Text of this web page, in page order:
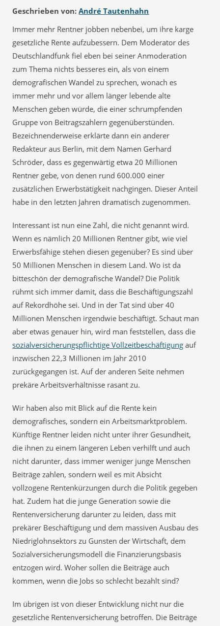
Geschrieben von: André Tautenhahn
Immer mehr Rentner jobben nebenbei, um ihre karge
gesetzliche Rente aufzubessern. Dem Moderator des
Deutschlandfunk fiel eben bei seiner Anmoderation
zum Thema nichts besseres ein, als von einem
demografischen Wandel zu sprechen, wonach es
immer mehr und vor allem länger lebende alte
Menschen geben würde, die einer schrumpfenden
Gruppe von Beitragszahlern gegenüberstünden.
Bezeichnenderweise erklärte dann ein anderer
Redakteur aus Berlin, mit dem Namen Gerhard
Schröder, dass es gegenwärtig etwa 20 Millionen
Rentner gebe, von denen rund 600.000 einer
zusätzlichen Erwerbstätigkeit nachgingen. Dieser Anteil
habe in den letzten Jahren dramatisch zugenommen.
Interessant ist nun eine Zahl, die nicht genannt wird.
Wenn es nämlich 20 Millionen Rentner gibt, wie viel
Erwerbsfähige stehen diesen gegenüber? Es sind über
50 Millionen Menschen in diesem Land. Wo ist da
bitteschön der demografische Wandel? Die Politik
rühmt sich immer damit, dass die Beschäftigungszahl
auf Rekordhöhe sei. Und in der Tat sind über 40
Millionen Menschen irgendwie beschäftigt. Schaut man
aber etwas genauer hin, wird man feststellen, dass die
sozialversicherungspflichtige Vollzeitbeschäftigung auf
inzwischen 22,3 Millionen im Jahr 2010
zurückgegangen ist. Auf der anderen Seite nehmen
prekäre Arbeitsverhältnisse rasant zu.
Wir haben also mit Blick auf die Rente kein
demografisches, sondern ein Arbeitsmarktproblem.
Künftige Rentner leiden nicht unter ihrer Gesundheit,
die ihnen zu einem längeren Leben verhilft und auch
nicht darunter, dass immer weniger junge Menschen
Beiträge zahlen, sondern weil es mit Absicht
vollzogene Rentenkürzungen durch die Politik gegeben
hat. Zudem hat die junge Generation sowie die
Rentenversicherung darunter zu leiden, dass mit
prekärer Beschäftigung und dem massiven Ausbau des
Niedriglohnsektors zu Gunsten der Wirtschaft, dem
Sozialversicherungsmodell die Finanzierungsbasis
entzogen wird. Woher sollen die Beiträge auch
kommen, wenn die Jobs so schlecht bezahlt sind?
Im übrigen ist von dieser Entwicklung nicht nur die
gesetzliche Rentenversicherung betroffen. Die Beiträge